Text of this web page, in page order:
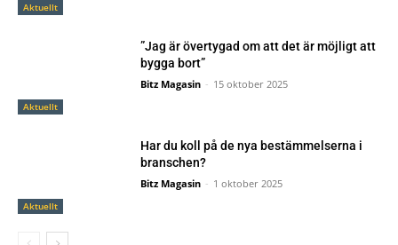
Aktuellt
Aktuellt
”Jag är övertygad om att det är möjligt att
bygga bort”
Bitz Magasin - 15 oktober 2025
Aktuellt
Har du koll på de nya bestämmelserna i
branschen?
Bitz Magasin - 1 oktober 2025